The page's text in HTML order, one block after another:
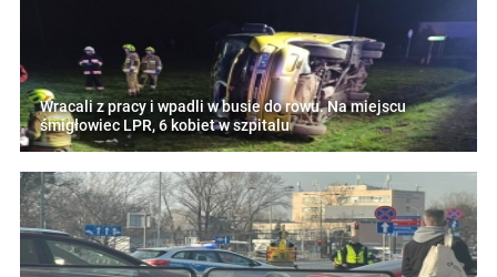
Wracali z pracy i wpadli w busie do rowu. Na miejscu
śmigłowiec LPR, 6 kobiet w szpitalu